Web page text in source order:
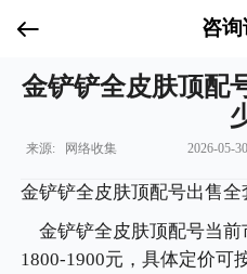
咨
金铲铲全皮肤顶配
来源: 网络收集 2026-05-
金铲铲全皮肤顶配号出售
金铲铲全皮肤顶配号当
1800-1900元，具体定价可